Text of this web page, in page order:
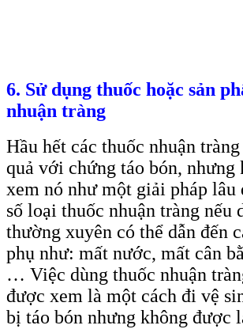
6. Sử dụng thuốc hoặc sản
nhuận tràng
Hầu hết các thuốc nhuận
quả với chứng táo bón, nhưng
xem nó như một giải pháp lâu
số loại thuốc nhuận tràng nếu
thường xuyên có thể dẫn đến
phụ như: mất nước, mất cân
… Việc dùng thuốc nhuận
được xem là một cách đi vệ
bị táo bón nhưng không được